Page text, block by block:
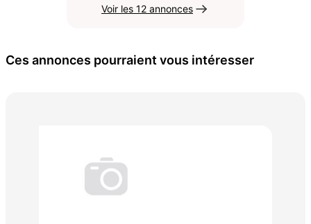
Voir les 12 annonces
Ces annonces pourraient vous intéresser